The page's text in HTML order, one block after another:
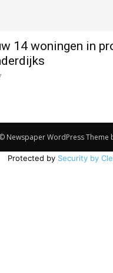
14 woningen in
© Newspaper WordPress Theme
Protected by Security by